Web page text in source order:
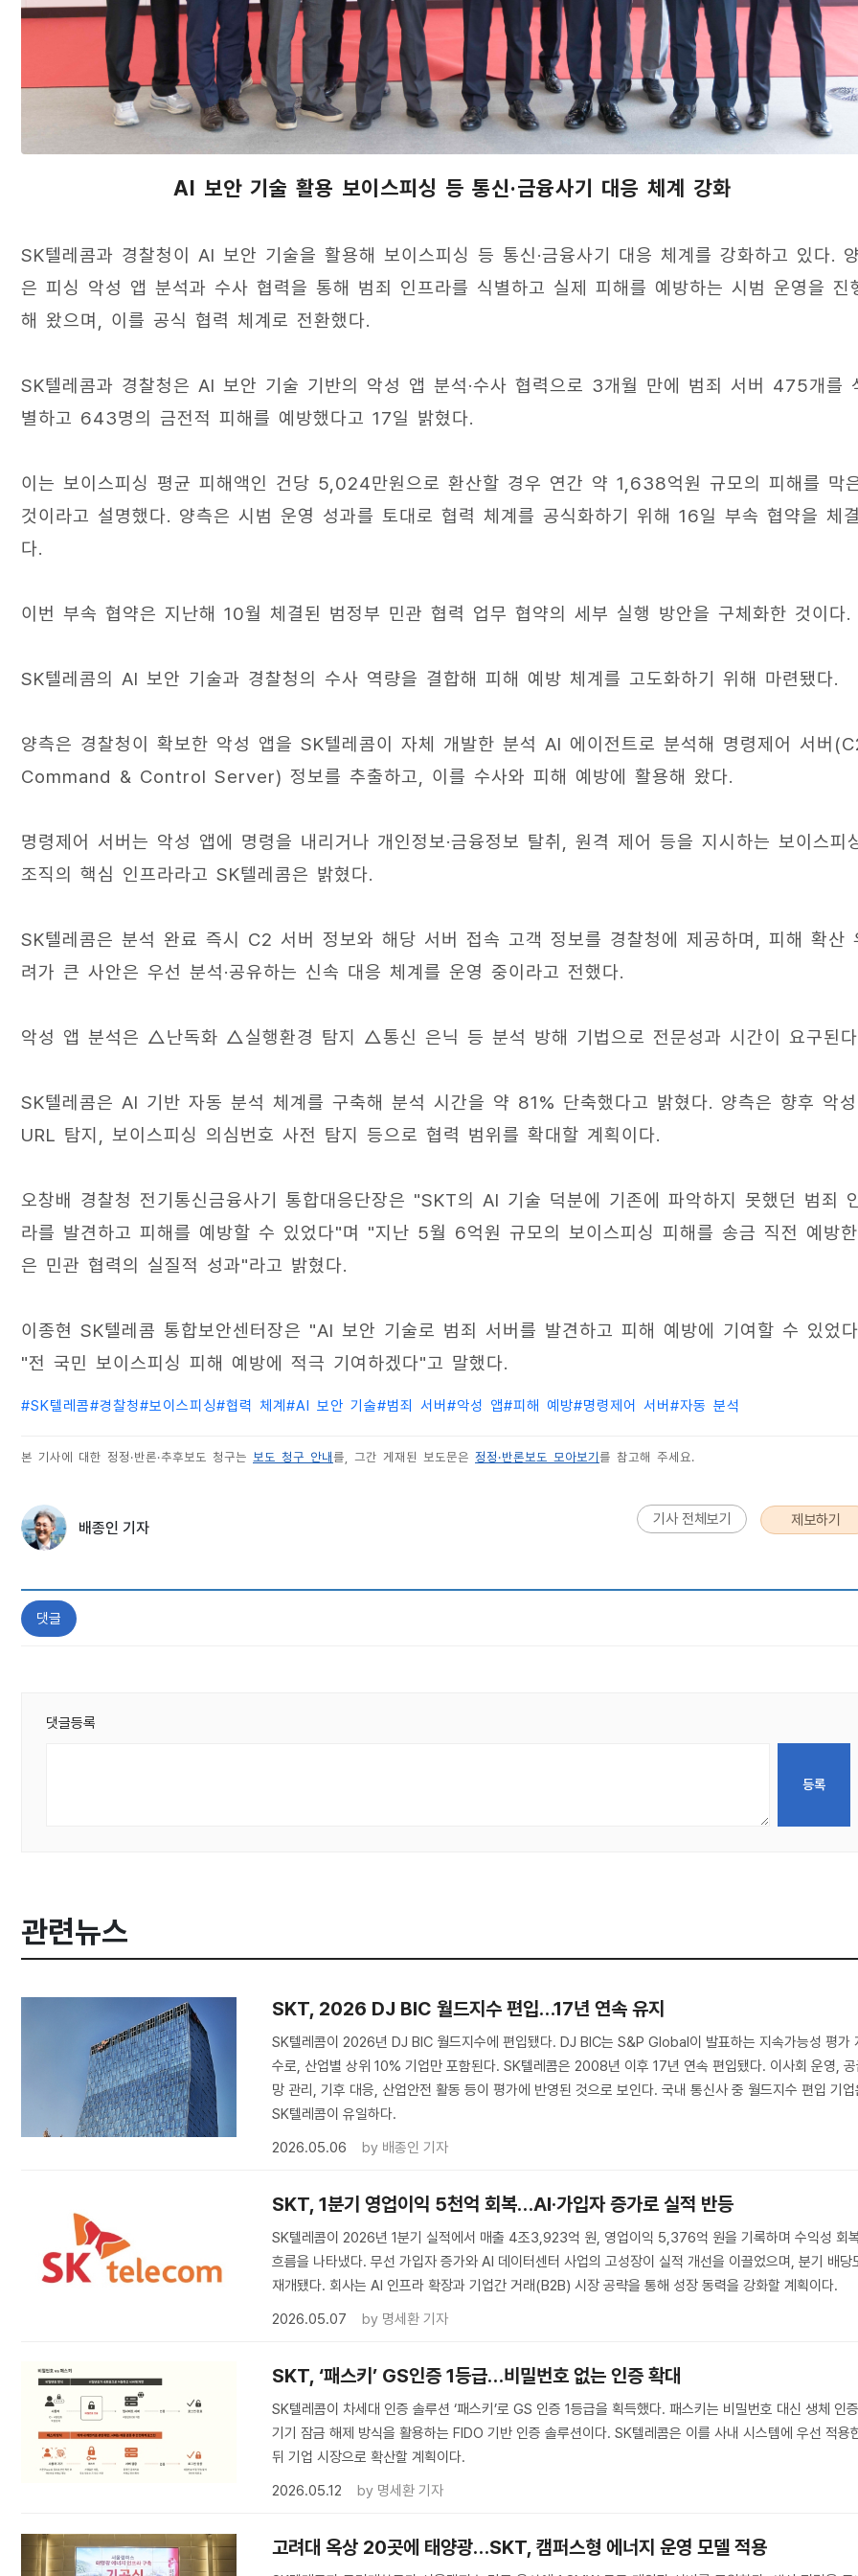
AI 보안 기술 활용 보이스피싱 등 통신·금융사기 대응 체계 강화
SK텔레콤과 경찰청이 AI 보안 기술을 활용해 보이스피싱 등 통신·금융사기 대응 체계를 강화하고 있다.
은 피싱 악성 앱 분석과 수사 협력을 통해 범죄 인프라를 식별하고 실제 피해를 예방하는 시범 운영을 진
해 왔으며, 이를 공식 협력 체계로 전환했다.
SK텔레콤과 경찰청은 AI 보안 기술 기반의 악성 앱 분석·수사 협력으로 3개월 만에 범죄 서버 475개를
별하고 643명의 금전적 피해를 예방했다고 17일 밝혔다.
이는 보이스피싱 평균 피해액인 건당 5,024만원으로 환산할 경우 연간 약 1,638억원 규모의 피해를 막
것이라고 설명했다. 양측은 시범 운영 성과를 토대로 협력 체계를 공식화하기 위해 16일 부속 협약을 체
다.
이번 부속 협약은 지난해 10월 체결된 범정부 민관 협력 업무 협약의 세부 실행 방안을 구체화한 것이다.
SK텔레콤의 AI 보안 기술과 경찰청의 수사 역량을 결합해 피해 예방 체계를 고도화하기 위해 마련됐다.
양측은 경찰청이 확보한 악성 앱을 SK텔레콤이 자체 개발한 분석 AI 에이전트로 분석해 명령제어 서버
Command & Control Server) 정보를 추출하고, 이를 수사와 피해 예방에 활용해 왔다.
명령제어 서버는 악성 앱에 명령을 내리거나 개인정보·금융정보 탈취, 원격 제어 등을 지시하는 보이스피
조직의 핵심 인프라라고 SK텔레콤은 밝혔다.
SK텔레콤은 분석 완료 즉시 C2 서버 정보와 해당 서버 접속 고객 정보를 경찰청에 제공하며, 피해 확산
려가 큰 사안은 우선 분석·공유하는 신속 대응 체계를 운영 중이라고 전했다.
악성 앱 분석은 △난독화 △실행환경 탐지 △통신 은닉 등 분석 방해 기법으로 전문성과 시간이 요구된
SK텔레콤은 AI 기반 자동 분석 체계를 구축해 분석 시간을 약 81% 단축했다고 밝혔다. 양측은 향후 악성
URL 탐지, 보이스피싱 의심번호 사전 탐지 등으로 협력 범위를 확대할 계획이다.
오창배 경찰청 전기통신금융사기 통합대응단장은 "SKT의 AI 기술 덕분에 기존에 파악하지 못했던 범죄
라를 발견하고 피해를 예방할 수 있었다"며 "지난 5월 6억원 규모의 보이스피싱 피해를 송금 직전 예방
은 민관 협력의 실질적 성과"라고 밝혔다.
이종현 SK텔레콤 통합보안센터장은 "AI 보안 기술로 범죄 서버를 발견하고 피해 예방에 기여할 수 있었
"전 국민 보이스피싱 피해 예방에 적극 기여하겠다"고 말했다.
#SK텔레콤#경찰청#보이스피싱#협력 체계 #AI 보안 기술#범죄 서버 #악성 앱#피해 예방#명령제어 서버 #자동 분석
본 기사에 대한 정정·반론·추후보도 청구는 보도 청구 안내 를, 그간 게재된 보도문은 정정·반론보도 모아보기 를 참고해 주세요.
배종인 기자 기사 전체보기 제보하기
댓글
댓글등록
관련뉴스
SKT, 2026 DJ BIC 월드지수 편입…17년 연속 유지
SK텔레콤이 2026년 DJ BIC 월드지수에 편입됐다. DJ BIC는 S&P Global이 발표하는 지속가능성 평가
수로, 산업별 상위 10% 기업만 포함된다. SK텔레콤은 2008년 이후 17년 연속 편입됐다. 이사회 운영,
망 관리, 기후 대응, 산업안전 활동 등이 평가에 반영된 것으로 보인다. 국내 통신사 중 월드지수 편입 기
SK텔레콤이 유일하다.
2026.05.06
by 배종인 기자
SKT, 1분기 영업이익 5천억 회복…AI·가입자 증가로 실적 반등
SK텔레콤이 2026년 1분기 실적에서 매출 4조3,923억 원, 영업이익 5,376억 원을 기록하며 수익성 회
흐름을 나타냈다. 무선 가입자 증가와 AI 데이터센터 사업의 고성장이 실적 개선을 이끌었으며, 분기 배당
재개됐다. 회사는 AI 인프라 확장과 기업간 거래(B2B) 시장 공략을 통해 성장 동력을 강화할 계획이다.
2026.05.07
by 명세환 기자
SKT, ‘패스키’ GS인증 1등급…비밀번호 없는 인증 확대
SK텔레콤이 차세대 인증 솔루션 ‘패스키’로 GS 인증 1등급을 획득했다. 패스키는 비밀번호 대신 생체 인
기기 잠금 해제 방식을 활용하는 FIDO 기반 인증 솔루션이다. SK텔레콤은 이를 사내 시스템에 우선 적용
뒤 기업 시장으로 확산할 계획이다.
2026.05.12
by 명세환 기자
고려대 옥상 20곳에 태양광…SKT, 캠퍼스형 에너지 운영 모델 적용